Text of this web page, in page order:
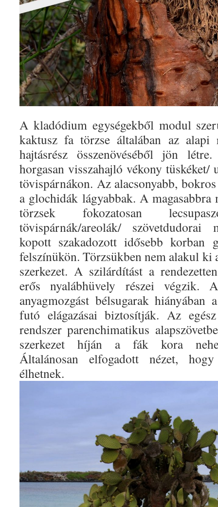
A kladódium egységekből modul
kaktusz fa törzse általában az alapi
hajtásrész összenövéséből jön
horgasan visszahajló vékony
tövispárnákon. Az alacsonyabb,
a glochidák lágyabbak. A
törzsek fokozatosan
tövispárnák/areolák/ szövetdudorai
kopott szakadozott idősebb korban
felszínükön. Törzsükben nem alakul ki
szerkezet. A szilárdítást a
erős nyalábhüvely részei végzik.
anyagmozgást bélsugarak hiányában
futó elágazásai biztosítják. Az
rendszer parenchimatikus
szerkezet híján a fák kora
Általánosan elfogadott nézet,
élhetnek.